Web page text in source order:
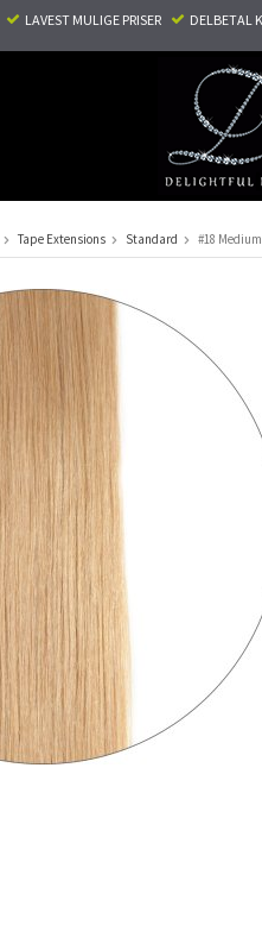
LAVEST MULIGE PRISER ​ DELBETAL
Tape Extensions Standard #18